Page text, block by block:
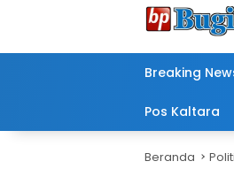
Breaking
Pos Kaltara
Beranda